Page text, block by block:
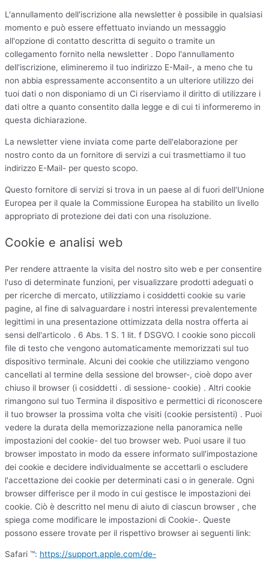
L'annullamento dell'iscrizione alla newsletter è possibile in qualsiasi
momento e può essere effettuato inviando un messaggio
all'opzione di contatto descritta di seguito o tramite un
collegamento fornito nella newsletter . Dopo l'annullamento
dell'iscrizione, elimineremo il tuo indirizzo E-Mail-, a meno che tu
non abbia espressamente acconsentito a un ulteriore utilizzo dei
tuoi dati o non disponiamo di un Ci riserviamo il diritto di utilizzare i
dati oltre a quanto consentito dalla legge e di cui ti informeremo in
questa dichiarazione.
La newsletter viene inviata come parte dell'elaborazione per
nostro conto da un fornitore di servizi a cui trasmettiamo il tuo
indirizzo E-Mail- per questo scopo.
Questo fornitore di servizi si trova in un paese al di fuori dell'Unione
Europea per il quale la Commissione Europea ha stabilito un livello
appropriato di protezione dei dati con una risoluzione.
Cookie e analisi web
Per rendere attraente la visita del nostro sito web e per consentire
l'uso di determinate funzioni, per visualizzare prodotti adeguati o
per ricerche di mercato, utilizziamo i cosiddetti cookie su varie
pagine, al fine di salvaguardare i nostri interessi prevalentemente
legittimi in una presentazione ottimizzata della nostra offerta ai
sensi dell'articolo . 6 Abs. 1 S. 1 lit. f DSGVO. I cookie sono piccoli
file di testo che vengono automaticamente memorizzati sul tuo
dispositivo terminale. Alcuni dei cookie che utilizziamo vengono
cancellati al termine della sessione del browser-, cioè dopo aver
chiuso il browser (i cosiddetti . di sessione- cookie) . Altri cookie
rimangono sul tuo Termina il dispositivo e permettici di riconoscere
il tuo browser la prossima volta che visiti (cookie persistenti) . Puoi
vedere la durata della memorizzazione nella panoramica nelle
impostazioni del cookie- del tuo browser web. Puoi usare il tuo
browser impostato in modo da essere informato sull'impostazione
dei cookie e decidere individualmente se accettarli o escludere
l'accettazione dei cookie per determinati casi o in generale. Ogni
browser differisce per il modo in cui gestisce le impostazioni dei
cookie. Ciò è descritto nel menu di aiuto di ciascun browser , che
spiega come modificare le impostazioni di Cookie-. Queste
possono essere trovate per il rispettivo browser ai seguenti link:
Safari ™: https://support.apple.com/de-